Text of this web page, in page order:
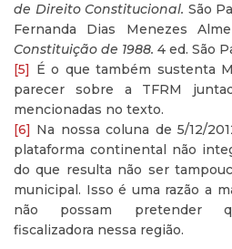
de Direito Constitucional. São
Fernanda Dias Menezes
Constituição de 1988. 4 ed. São
[5] É o que também sustenta
parecer sobre a TFRM
mencionadas no texto.
[6] Na nossa coluna de 5/12/
plataforma continental não
do que resulta não ser
municipal. Isso é uma razão a
não possam pretender
fiscalizadora nessa região.